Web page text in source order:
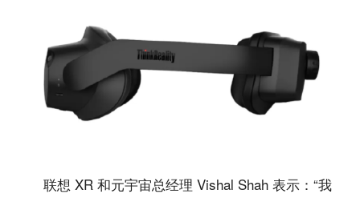
联想 XR 和元宇宙总经理 Vishal Shah 表示：“我